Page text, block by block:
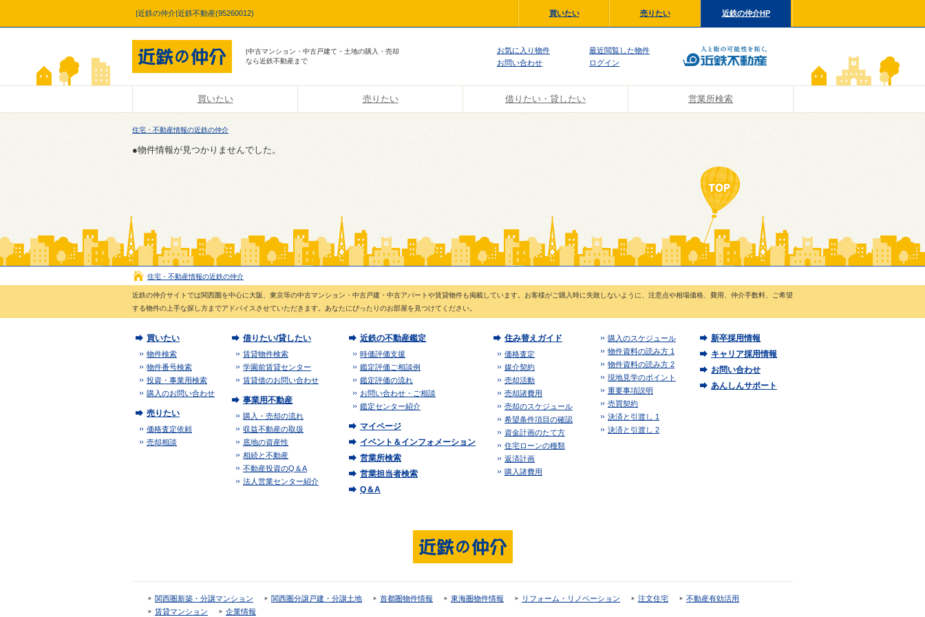
|近鉄の仲介|近鉄不動産(95260012) 買いたい 売りたい 近鉄の仲介HP
|中古マンション・中古戸建て・土地の購入・売却
なら近鉄不動産まで
お気に入り物件
お問い合わせ
最近閲覧した物件
ログイン
買いたい 売りたい 借りたい・貸したい 営業所検索
住宅・不動産情報の近鉄の仲介
●物件情報が見つかりませんでした。
住宅・不動産情報の近鉄の仲介
近鉄の仲介サイトでは関西圏を中心に大阪、東京等の中古マンション・中古戸建・中古アパートや賃貸物件も掲載しています。お客様がご購入時に失敗しないように、注意点や相場価格、費用、仲介手数料、ご希望
する物件の上手な探し方までアドバイスさせていただきます。あなたにぴったりのお部屋を見つけてください。
買いたい
物件検索
物件番号検索
投資・事業用検索
購入のお問い合わせ
売りたい
価格査定依頼
売却相談
借りたい/貸したい
賃貸物件検索
学園前賃貸センター
賃貸借のお問い合わせ
事業用不動産
購入・売却の流れ
収益不動産の取扱
底地の資産性
相続と不動産
不動産投資のQ＆A
法人営業センター紹介
近鉄の不動産鑑定
時価評価支援
鑑定評価ご相談例
鑑定評価の流れ
お問い合わせ・ご相談
鑑定センター紹介
マイページ
イベント＆インフォメーション
営業所検索
営業担当者検索
Q＆A
住み替えガイド
価格査定
媒介契約
売却活動
売却諸費用
売却のスケジュール
希望条件項目の確認
資金計画のたて方
住宅ローンの種類
返済計画
購入諸費用
購入のスケジュール
物件資料の読み方 1
物件資料の読み方 2
現地見学のポイント
重要事項説明
売買契約
決済と引渡し 1
決済と引渡し 2
新卒採用情報
キャリア採用情報
お問い合わせ
あんしんサポート
関西圏新築・分譲マンション 関西圏分譲戸建・分譲土地 首都圏物件情報 東海圏物件情報 リフォーム・リノベーション 注文住宅
不動産有効活用
賃貸マンション
企業情報